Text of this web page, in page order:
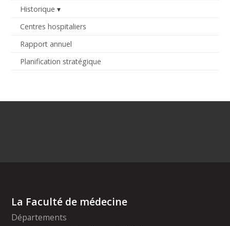
Historique
Centres hospitaliers
Rapport annuel
Planification stratégique
La Faculté de médecine
Départements